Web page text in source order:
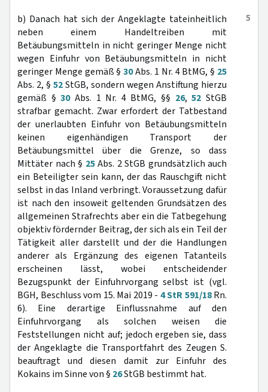
5
b) Danach hat sich der Angeklagte tateinheitlich
neben einem Handeltreiben mit
Betäubungsmitteln in nicht geringer Menge nicht
wegen Einfuhr von Betäubungsmitteln in nicht
geringer Menge gemäß §30Abs. 1 Nr. 4 BtMG, § 25
Abs. 2, § 52StGB, sondern wegen Anstiftung hierzu
gemäß §30Abs. 1 Nr. 4 BtMG, §§ 26,52 StGB
strafbar gemacht. Zwar erfordert der Tatbestand
der unerlaubten Einfuhr von Betäubungsmitteln
keinen eigenhändigen Transport der
Betäubungsmittel über die Grenze, so dass
Mittäter nach § 25Abs. 2 StGB grundsätzlich auch
ein Beteiligter sein kann, der das Rauschgift nicht
selbst in das Inland verbringt. Voraussetzung dafür
ist nach den insoweit geltenden Grundsätzen des
allgemeinen Strafrechts aber ein die Tatbegehung
objektiv fördernder Beitrag, der sich als ein Teil der
Tätigkeit aller darstellt und der die Handlungen
anderer als Ergänzung des eigenen Tatanteils
erscheinen lässt, wobei entscheidender
Bezugspunkt der Einfuhrvorgang selbst ist (vgl.
BGH, Beschluss vom 15. Mai 2019 - 4 StR 591/18Rn.
6). Eine derartige Einflussnahme auf den
Einfuhrvorgang als solchen weisen die
Feststellungen nicht auf; jedoch ergeben sie, dass
der Angeklagte die Transportfahrt des Zeugen S.
beauftragt und diesen damit zur Einfuhr des
Kokains im Sinne von § 26StGB bestimmt hat.